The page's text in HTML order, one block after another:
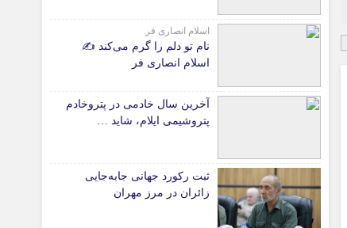
سایر حوزه ها
*جامعه
دانشگاه
آموزش و پرورش
حوادث، انتظامی
شهری و رفاهی
گذشته
اسلام انصاری فر
نام تو دلم را گرم می‌کند ✍️
اسلام انصاری فر
آخرین سال خادمی در پتروخادم
پتروشیمی ایلام، شاید …
ثبت رکورد جهانی جابه‌جایی
زائران در مرز مهران